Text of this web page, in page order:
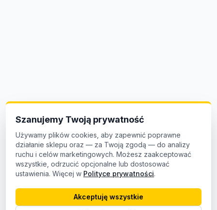
Szanujemy Twoją prywatność
Używamy plików cookies, aby zapewnić poprawne
działanie sklepu oraz — za Twoją zgodą — do analizy
ruchu i celów marketingowych. Możesz zaakceptować
wszystkie, odrzucić opcjonalne lub dostosować
ustawienia. Więcej w Polityce prywatności.
Akceptuję wszystkie